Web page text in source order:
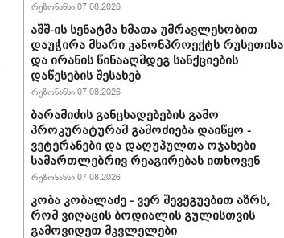
რეზონანსი 07.08.2026
აშშ-ის სენატმა ხმათა უმრავლესობით
დაუჭირა მხარი კანონპროექტს რუსეთისა
და ირანის წინააღმდეგ სანქციების
დაწესების შესახებ
რეზონანსი 07.08.2026
ბარამიძის განცხადებების გამო
პროკურატურამ გამოძიება დაიწყო -
ვეტერანები და დაღუპულთა ოჯახები
სამართლებრივ რეაგირებას ითხოვენ
რეზონანსი 07.08.2026
კობა კობალაძე - ვერ შევეგუებით აზრს,
რომ ვიღაცის ბოდიალის გულისთვის
გამოვიდეთ მკვლელები